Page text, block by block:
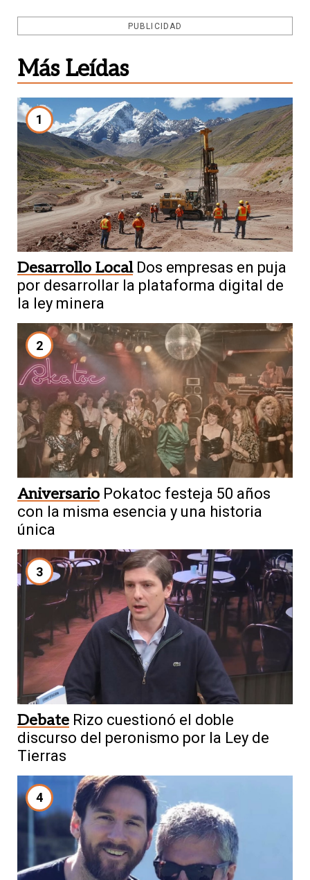
PUBLICIDAD
Más Leídas
1
Desarrollo Local Dos empresas en puja
por desarrollar la plataforma digital de
la ley minera
2
Aniversario Pokatoc festeja 50 años
con la misma esencia y una historia
única
3
Debate Rizo cuestionó el doble
discurso del peronismo por la Ley de
Tierras
4